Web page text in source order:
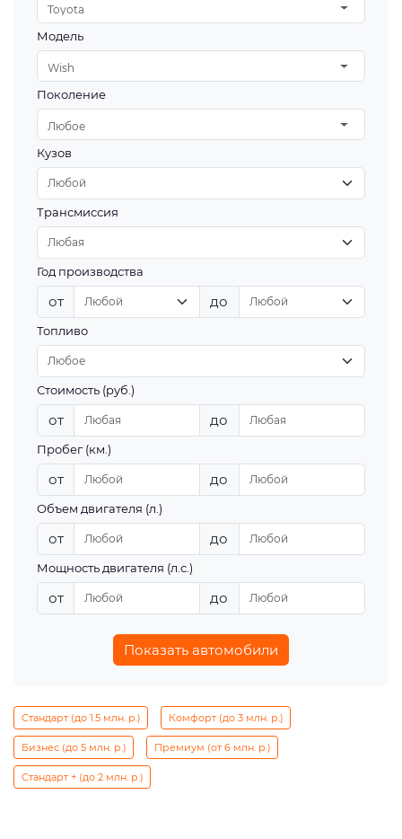
Toyota
Модель
Wish
Поколение
Любое
Кузов
Трансмиссия
Год производства
от до
Топливо
Стоимость (руб.)
от до
Пробег (км.)
от до
Объем двигателя (л.)
от до
Мощность двигателя (л.с.)
от до
Показать автомобили
Стандарт (до 1.5 млн. р.) Комфорт (до 3 млн. р.)
Бизнес (до 5 млн. р.) Премиум (от 6 млн. р.)
Стандарт + (до 2 млн. р.)